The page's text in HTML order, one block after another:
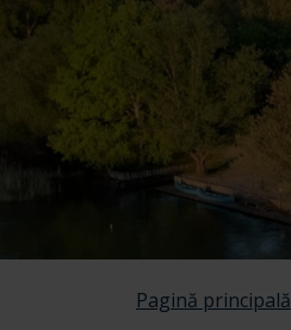
Pagină principală